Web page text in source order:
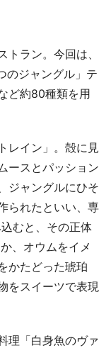
ラン。今回は、
のジャングル」テ
ど約80種類を用
レイン」。殻に見
ースとパッション
ジャングルにひそ
られたといい、専
むと、その正体
、オウムをイメ
かたどった琥珀
をスイーツで表現
理「白身魚のヴァ